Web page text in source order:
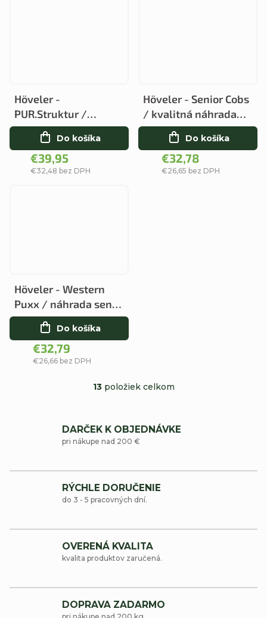
Höveler -
PUR.Struktur /
vysoký obsah
vlákniny
€32,48 bez DPH
€39,95
Do košíka
Höveler - Senior Cobs
/ kvalitná náhrada
sena
€26,65 bez DPH
€32,78
Do košíka
Höveler - Western
Puxx / náhrada sena
bez namáčania
€26,66 bez DPH
€32,79
Do košíka
l
d
a
i
e
r
v
13položiek celkom
DARČEK K OBJEDNÁVKE
pri nákupe nad 200 €
RÝCHLE DORUČENIE
do 3 - 5 pracovných dní.
OVERENÁ KVALITA
kvalita produktov zaručená.
DOPRAVA ZADARMO